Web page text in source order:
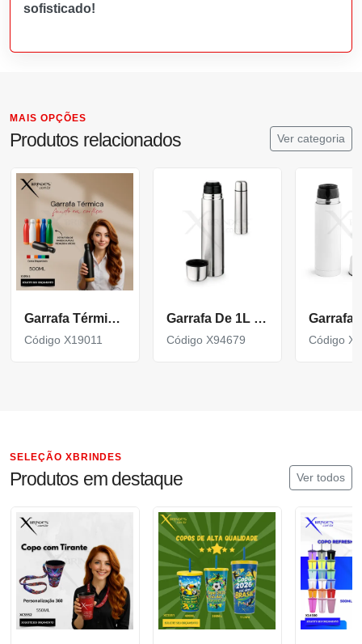
sofisticado!
MAIS OPÇÕES
Produtos relacionados Ver categoria
Garrafa Térmica em Inox com Fundo de Cortiça X19011
Código X19011
Garrafa De 1L Em Aço Inox De Parede Dupla Térmica, Isolada A Vácuo.
Código X94679 Código
SELEÇÃO XBRINDES
Produtos em destaque Ver todos